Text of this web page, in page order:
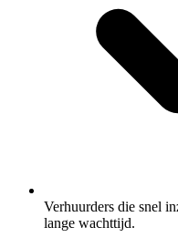
Verhuurders die snel
lange wachttijd.